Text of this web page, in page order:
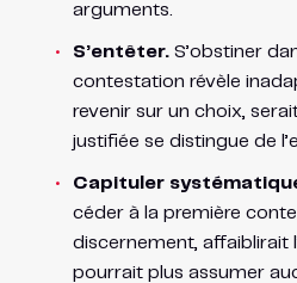
arguments.
S’entêter.S’obstiner
contestation révèle
revenir sur un choix,
justifiée se distingue de
Capituler
céder à la première
discernement, affaiblirait
pourrait plus assumer